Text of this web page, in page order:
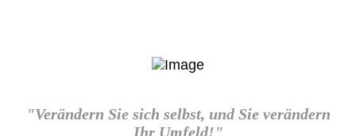
"Verändern Sie sich selbst, und Sie verändern
Ihr Umfeld!"